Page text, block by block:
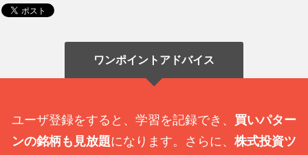
ワンポイントアドバイス
ユーザ登録をすると、学習を記録でき、 買いパター
ンの銘柄も見放題になります。さらに、 株式投資ツ